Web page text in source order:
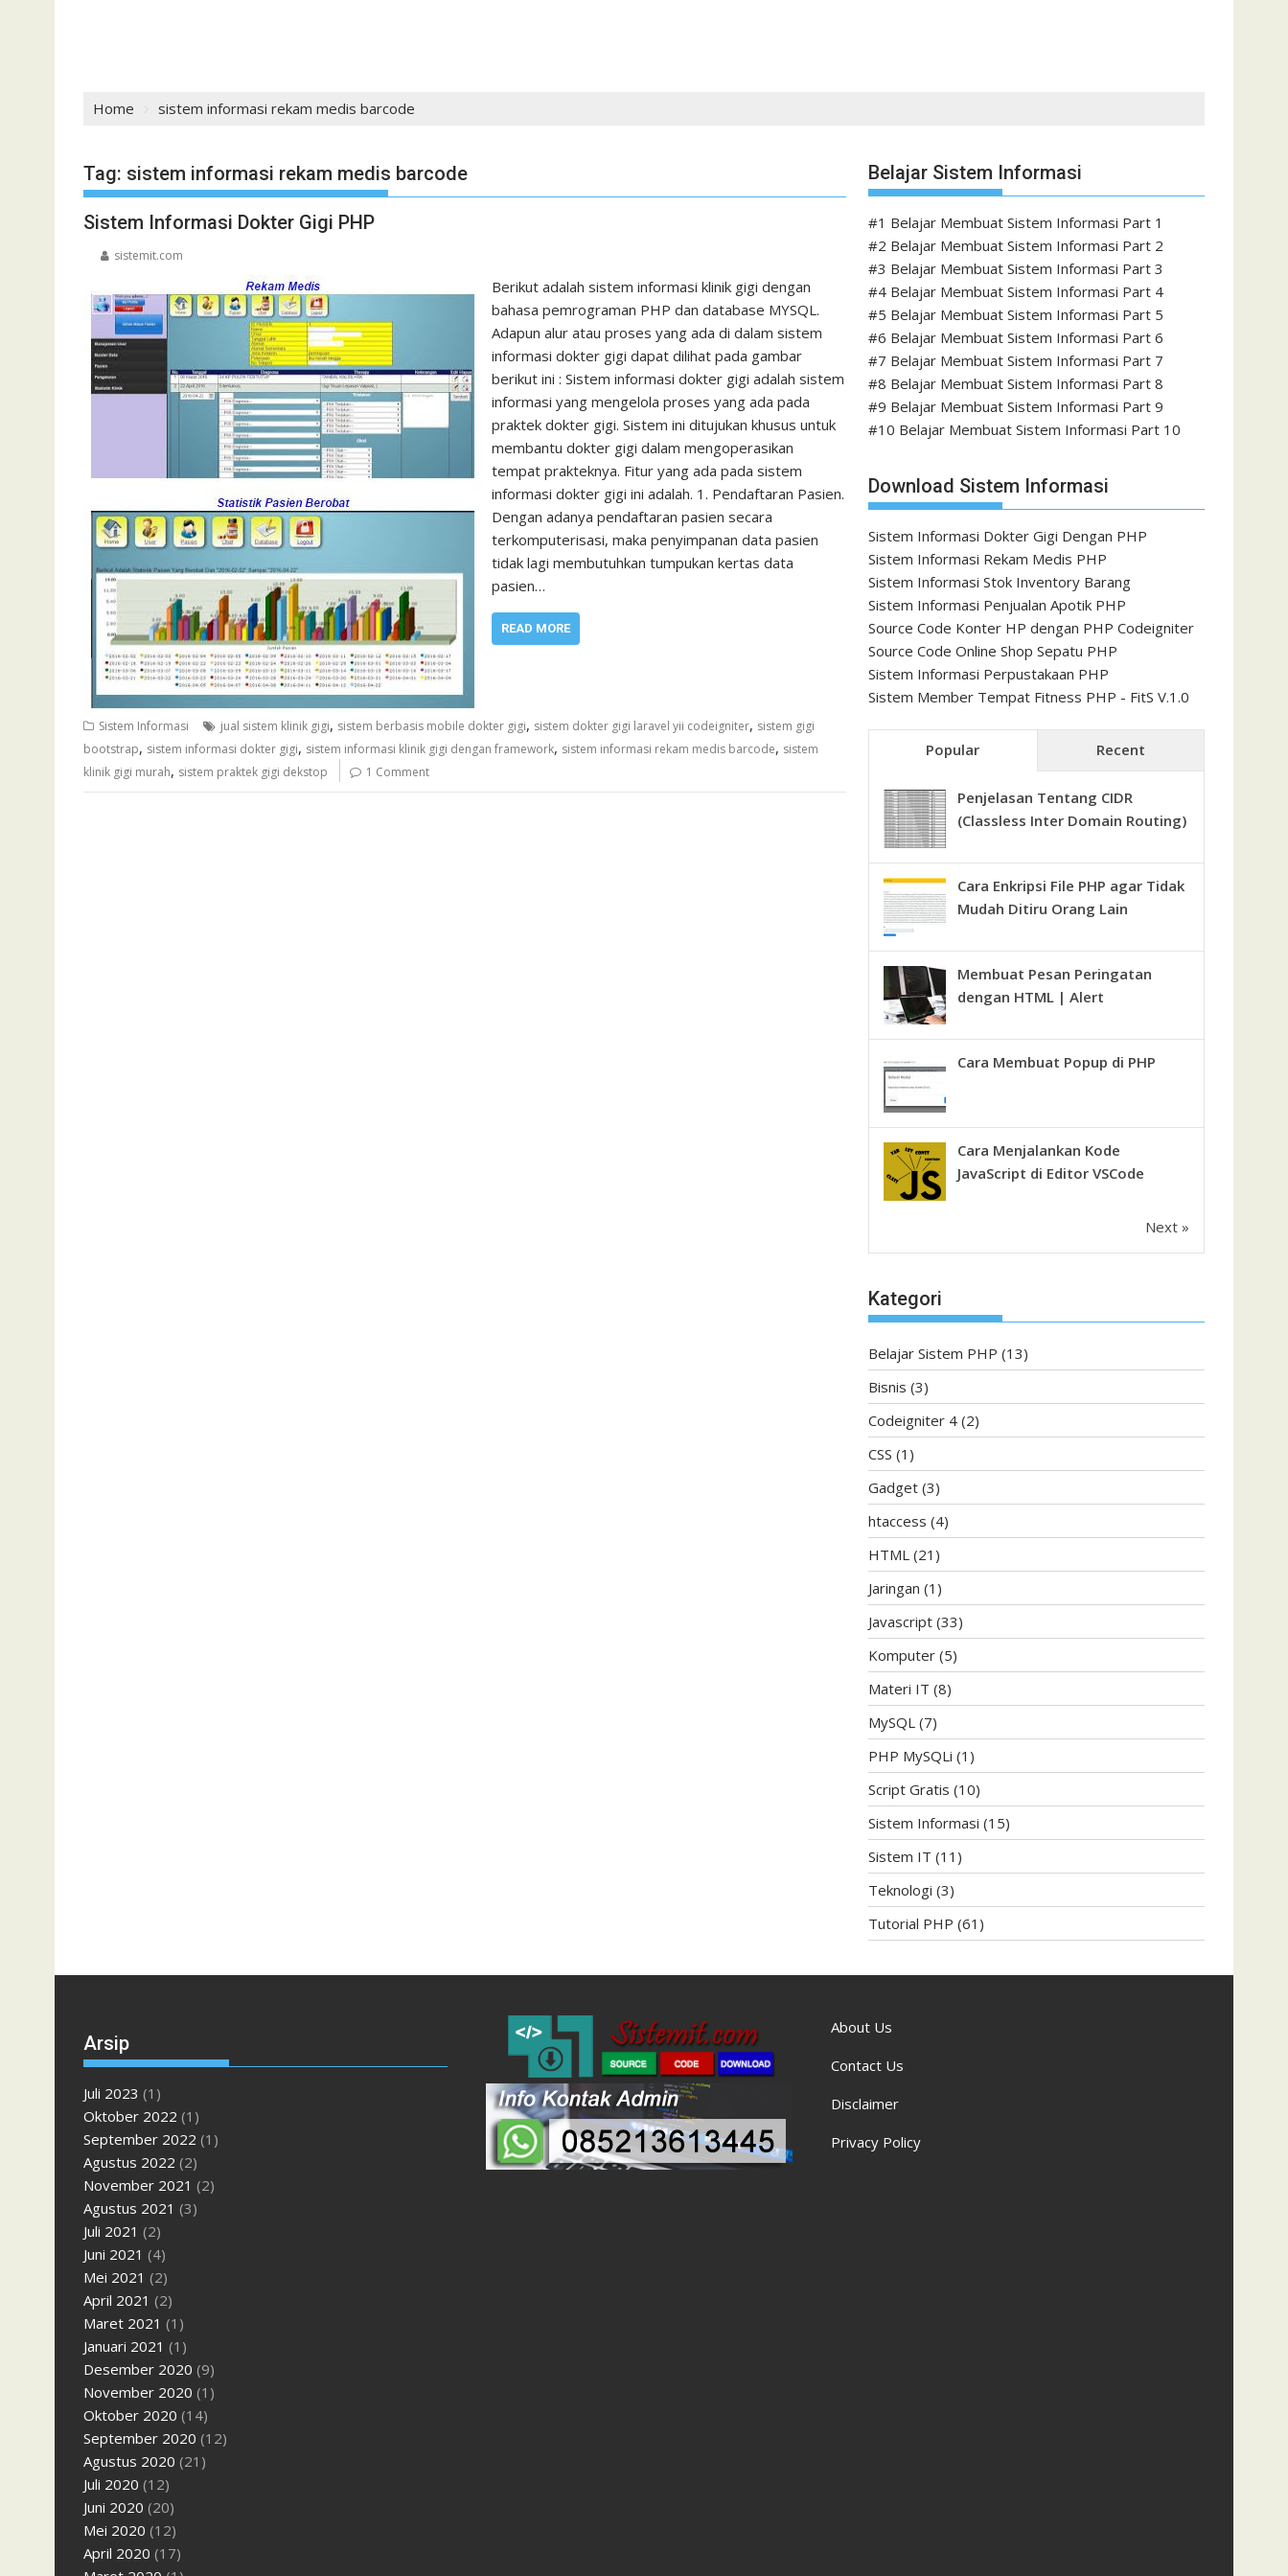
Home sistem informasi rekam medis barcode
Tag: sistem informasi rekam medis barcode
Sistem Informasi Dokter Gigi PHP
sistemit.com
Berikut adalah sistem informasi klinik gigi dengan
bahasa pemrograman PHP dan database MYSQL.
Adapun alur atau proses yang ada di dalam sistem
informasi dokter gigi dapat dilihat pada gambar
berikut ini : Sistem informasi dokter gigi adalah sistem
informasi yang mengelola proses yang ada pada
praktek dokter gigi. Sistem ini ditujukan khusus untuk
membantu dokter gigi dalam mengoperasikan
tempat prakteknya. Fitur yang ada pada sistem
informasi dokter gigi ini adalah. 1. Pendaftaran Pasien.
Dengan adanya pendaftaran pasien secara
terkomputerisasi, maka penyimpanan data pasien
tidak lagi membutuhkan tumpukan kertas data
pasien…
READ MORE
Sistem Informasi jual sistem klinik gigi, sistem berbasis mobile dokter gigi, sistem dokter gigi laravel yii codeigniter, sistem gigi
bootstrap, sistem informasi dokter gigi, sistem informasi klinik gigi dengan framework, sistem informasi rekam medis barcode, sistem
klinik gigi murah, sistem praktek gigi dekstop 1 Comment
Belajar Sistem Informasi
#1 Belajar Membuat Sistem Informasi Part 1
#2 Belajar Membuat Sistem Informasi Part 2
#3 Belajar Membuat Sistem Informasi Part 3
#4 Belajar Membuat Sistem Informasi Part 4
#5 Belajar Membuat Sistem Informasi Part 5
#6 Belajar Membuat Sistem Informasi Part 6
#7 Belajar Membuat Sistem Informasi Part 7
#8 Belajar Membuat Sistem Informasi Part 8
#9 Belajar Membuat Sistem Informasi Part 9
#10 Belajar Membuat Sistem Informasi Part 10
Download Sistem Informasi
Sistem Informasi Dokter Gigi Dengan PHP
Sistem Informasi Rekam Medis PHP
Sistem Informasi Stok Inventory Barang
Sistem Informasi Penjualan Apotik PHP
Source Code Konter HP dengan PHP Codeigniter
Source Code Online Shop Sepatu PHP
Sistem Informasi Perpustakaan PHP
Sistem Member Tempat Fitness PHP - FitS V.1.0
Popular Recent
Penjelasan Tentang CIDR
(Classless Inter Domain Routing)
Cara Enkripsi File PHP agar Tidak
Mudah Ditiru Orang Lain
Membuat Pesan Peringatan
dengan HTML | Alert
Cara Membuat Popup di PHP
Cara Menjalankan Kode
JavaScript di Editor VSCode
Next »
Kategori
Belajar Sistem PHP (13)
Bisnis (3)
Codeigniter 4 (2)
CSS (1)
Gadget (3)
htaccess (4)
HTML (21)
Jaringan (1)
Javascript (33)
Komputer (5)
Materi IT (8)
MySQL (7)
PHP MySQLi (1)
Script Gratis (10)
Sistem Informasi (15)
Sistem IT (11)
Teknologi (3)
Tutorial PHP (61)
Arsip
Juli 2023 (1)
Oktober 2022 (1)
September 2022 (1)
Agustus 2022 (2)
November 2021 (2)
Agustus 2021 (3)
Juli 2021 (2)
Juni 2021 (4)
Mei 2021 (2)
April 2021 (2)
Maret 2021 (1)
Januari 2021 (1)
Desember 2020 (9)
November 2020 (1)
Oktober 2020 (14)
September 2020 (12)
Agustus 2020 (21)
Juli 2020 (12)
Juni 2020 (20)
Mei 2020 (12)
April 2020 (17)
About Us
Contact Us
Disclaimer
Privacy Policy